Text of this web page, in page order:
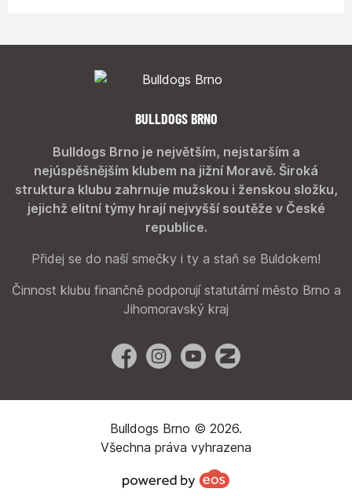
BULLDOGS BRNO
Bulldogs Brno je největším, nejstarším a
nejúspěšnějším klubem na jižní Moravě. Široká
struktura klubu zahrnuje mužskou i ženskou složku,
jejichž elitní týmy hrají nejvyšší soutěže v České
republice.
Přidej se do naší smečky i ty a staň se Buldokem!
Činnost klubu finančně podporují statutární město Brno a
Jihomoravský kraj
FacebookInstagramYouTubeZonerama
Bulldogs Brno © 2026.
Všechna práva vyhrazena